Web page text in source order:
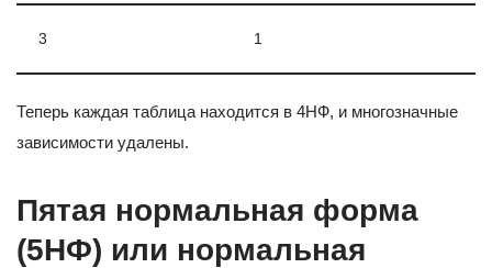
3 1
Теперь каждая таблица находится в 4НФ, и многозначные
зависимости удалены.
Пятая нормальная форма
(5НФ) или нормальная